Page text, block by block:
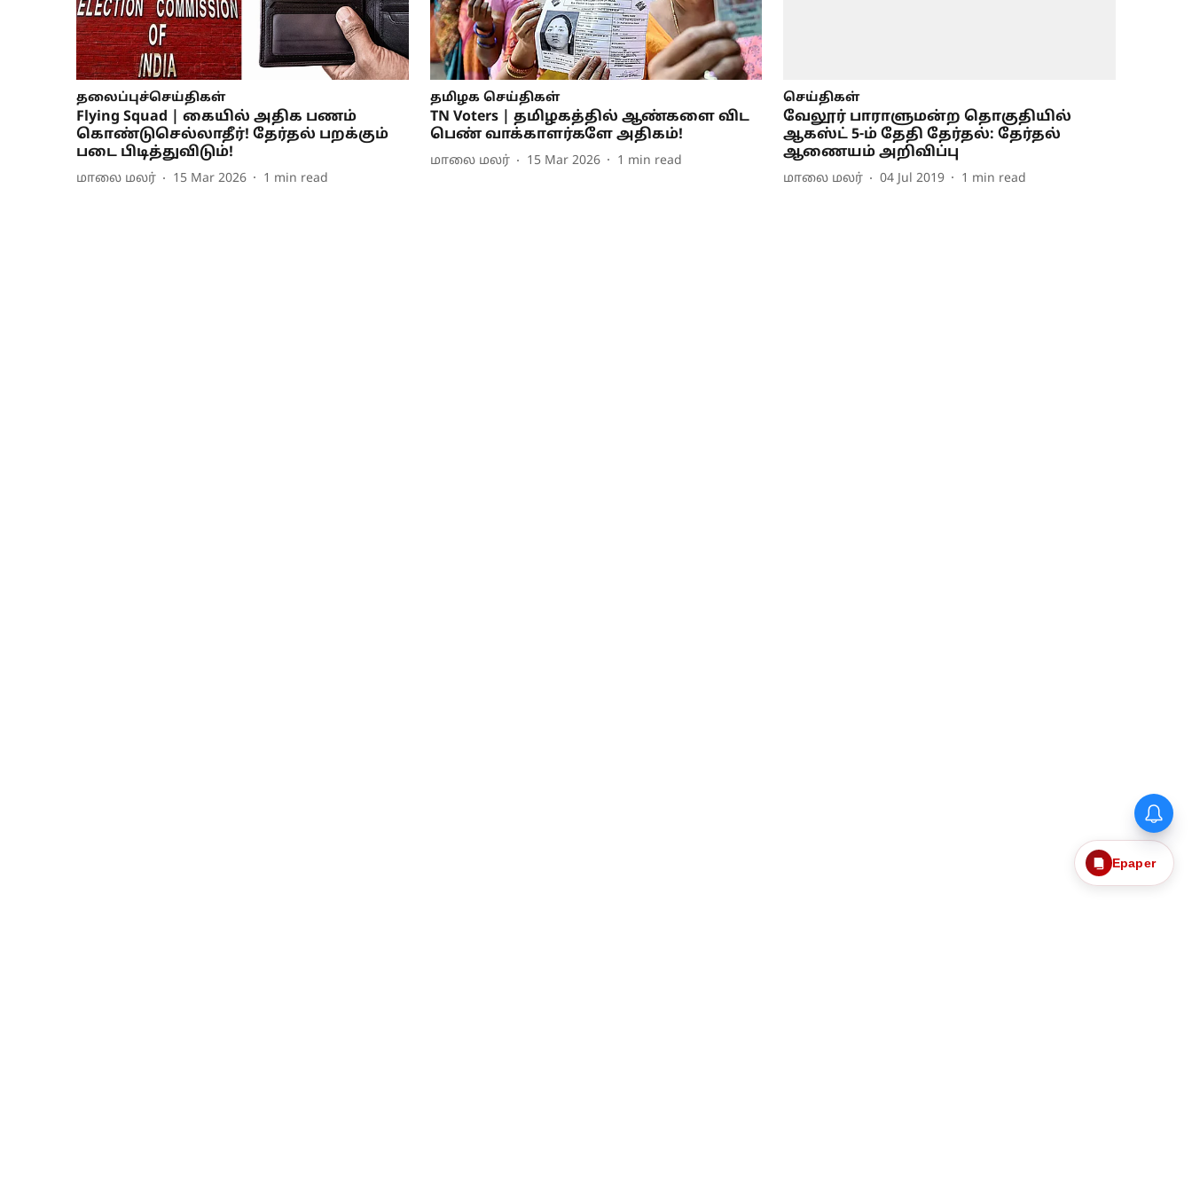
தலைப்புச்செய்திகள்
Flying Squad | கையில் அதிக பணம்
கொண்டுசெல்லாதீர்! தேர்தல் பறக்கும்
படை பிடித்துவிடும்!
மாலை மலர் 15 Mar 2026 1 min read
தமிழக செய்திகள்
TN Voters | தமிழகத்தில் ஆண்களை விட
பெண் வாக்காளர்களே அதிகம்!
மாலை மலர் 15 Mar 2026 1 min read
செய்திகள்
வேலூர் பாராளுமன்ற தொகுதியில்
ஆகஸ்ட் 5-ம் தேதி தேர்தல்: தேர்தல்
ஆணையம் அறிவிப்பு
மாலை மலர் 04 Jul 2019 1 min read
Epaper